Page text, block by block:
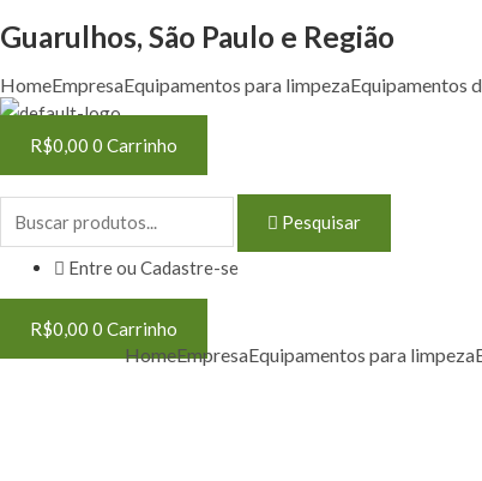
Guarulhos, São Paulo e Região
HomeEmpresaEquipamentos para limpezaEquipamentos
R$0,00 0 Carrinho
Pesquisar
Entre ou Cadastre-se
R$0,00 0 Carrinho
HomeEmpresaEquipamentos para limpeza